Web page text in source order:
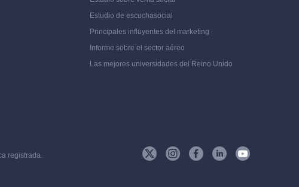
Estudio de escuchasocial
Principales influyentes del marketing
Informe sobre el sector aéreo
Las mejores universidades del Reino Unido
registrada.